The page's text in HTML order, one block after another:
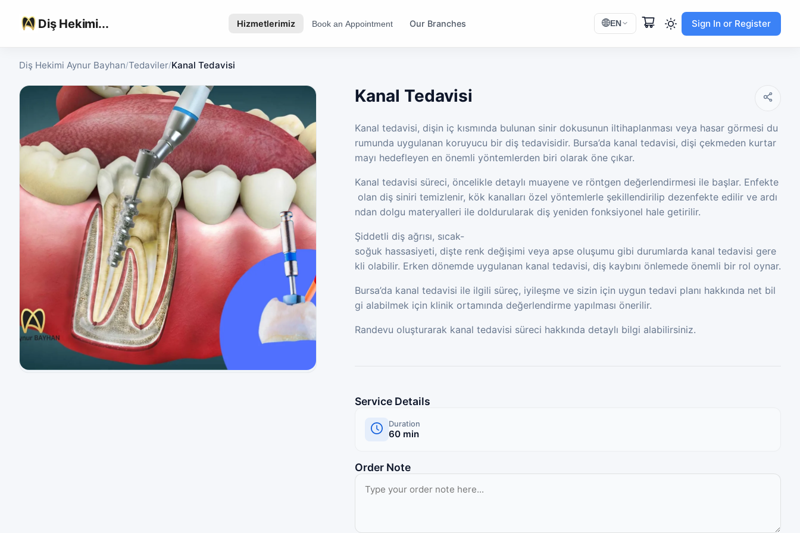
Diş Hekimi... Hizmetlerimiz Book an Appointment Our Branches EN Sign In or Register
Diş Hekimi Aynur Bayhan/Tedaviler/Kanal Tedavisi
Kanal Tedavisi
Kanal tedavisi, dişin iç kısmında bulunan sinir dokusunun iltihaplanması veya hasar görmesi du
rumunda uygulanan koruyucu bir diş tedavisidir. Bursa’da kanal tedavisi, dişi çekmeden kurtar
mayı hedefleyen en önemli yöntemlerden biri olarak öne çıkar.
Kanal tedavisi süreci, öncelikle detaylı muayene ve röntgen değerlendirmesi ile başlar. Enfekte
olan diş siniri temizlenir, kök kanalları özel yöntemlerle şekillendirilip dezenfekte edilir ve ardı
ndan dolgu materyalleri ile doldurularak diş yeniden fonksiyonel hale getirilir.
Şiddetli diş ağrısı, sıcak-
soğuk hassasiyeti, dişte renk değişimi veya apse oluşumu gibi durumlarda kanal tedavisi gere
kli olabilir. Erken dönemde uygulanan kanal tedavisi, diş kaybını önlemede önemli bir rol oynar.
Bursa’da kanal tedavisi ile ilgili süreç, iyileşme ve sizin için uygun tedavi planı hakkında net bil
gi alabilmek için klinik ortamında değerlendirme yapılması önerilir.
Randevu oluşturarak kanal tedavisi süreci hakkında detaylı bilgi alabilirsiniz.
Service Details
Duration
60 min
Order Note